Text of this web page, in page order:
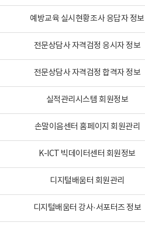
예방교육 실시현황조사 응답자 정보
전문상담사 자격검정 응시자 정보
전문상담사 자격검정 합격자 정보
실적관리시스템 회원정보
손말이음센터 홈페이지 회원관리
K-ICT 빅데이터센터 회원정보
디지털배움터 회원관리
디지털배움터 강사·서포터즈 정보